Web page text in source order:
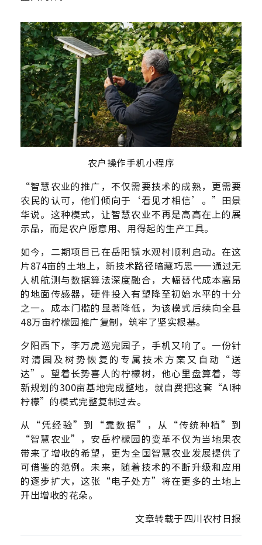
农户操作手机小程序
“智慧农业的推广，不仅需要技术的成熟，更需要
农民的认可，他们倾向于‘看见才相信’。”田景
华说。这种模式，让智慧农业不再是高高在上的展
示品，而是农户愿意用、用得起的生产工具。
如今，二期项目已在岳阳镇水观村顺利启动。在这
片874亩的土地上，新技术路径暗藏巧思——通过无
人机航测与数据算法深度融合，大幅替代成本高昂
的地面传感器，硬件投入有望降至初始水平的十分
之一。成本门槛的显著降低，为该模式后续向全县
48万亩柠檬园推广复制，筑牢了坚实根基。
夕阳西下，李万虎巡完园子，手机又响了。一份针
对清园及树势恢复的专属技术方案又自动“送
达”。望着长势喜人的柠檬树，他心里盘算着，等
新规划的300亩基地完成整地，就自费把这套“AI种
柠檬”的模式完整复制过去。
从“凭经验”到“靠数据”，从“传统种植”到
“智慧农业”，安岳柠檬园的变革不仅为当地果农
带来了增收的希望，更为全国智慧农业发展提供了
可借鉴的范例。未来，随着技术的不断升级和应用
的逐步扩大，这张“电子处方”将在更多的土地上
开出增收的花朵。
文章转载于四川农村日报